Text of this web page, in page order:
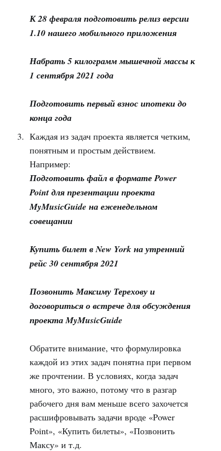
К 28 февраля подготовить релиз версии
1.10 нашего мобильного приложения
Набрать 5 килограмм мышечной массы к
1 сентября 2021 года
Подготовить первый взнос ипотеки до
конца года
Каждая из задач проекта является четким,
понятным и простым действием.
Например:
Подготовить файл в формате Power
Point для презентации проекта
MyMusicGuide на еженедельном
совещании
Купить билет в New York на утренний
рейс 30 сентября 2021
Позвонить Максиму Терехову и
договориться о встрече для обсуждения
проекта MyMusicGuide
Обратите внимание, что формулировка
каждой из этих задач понятна при первом
же прочтении. В условиях, когда задач
много, это важно, потому что в разгар
рабочего дня вам меньше всего захочется
расшифровывать задачи вроде «Power
Point», «Купить билеты», «Позвонить
Максу» и т.д.